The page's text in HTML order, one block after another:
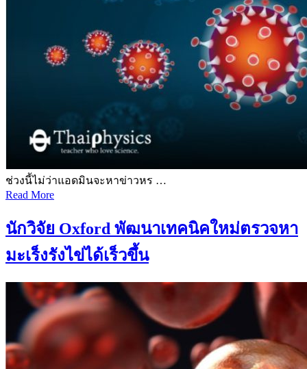
ช่วงนี้ไม่ว่าแอดมินจะหาข่าวหร …
Read More
นักวิจัย Oxford พัฒนาเทคนิคใหม่ตรวจหา
มะเร็งรังไข่ได้เร็วขึ้น